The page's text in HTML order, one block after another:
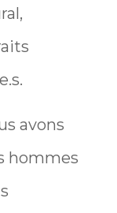
avons
hommes